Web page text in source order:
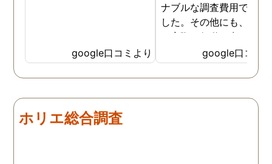
google口コミより
ナブルな調査費用で済み
した。その他にも、相談
ら実際に行動に出て頂い
のが、スゴく早く問題を
決していただき、大変助
りました。 次回も是非
しろ最初の相談の段階が
google口コミ
ホリエ総合調査